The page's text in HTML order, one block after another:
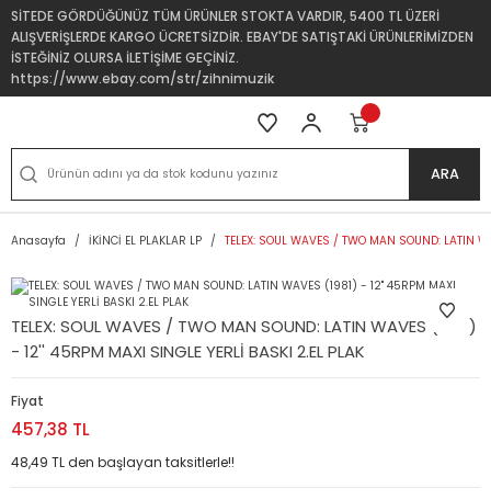
SİTEDE GÖRDÜĞÜNÜZ TÜM ÜRÜNLER STOKTA VARDIR, 5400 TL ÜZERİ
ALIŞVERİŞLERDE KARGO ÜCRETSİZDİR. EBAY'DE SATIŞTAKİ ÜRÜNLERİMİZDEN
İSTEĞİNİZ OLURSA İLETİŞİME GEÇİNİZ.
https://www.ebay.com/str/zihnimuzik
ARA
Anasayfa İKİNCİ EL PLAKLAR LP TELEX: SOUL WAVES / TWO MAN SOUND: LATIN
TELEX: SOUL WAVES / TWO MAN SOUND: LATIN WAVES (1981)
- 12'' 45RPM MAXI SINGLE YERLİ BASKI 2.EL PLAK
Fiyat
457,38 TL
48,49 TL den başlayan taksitlerle!!